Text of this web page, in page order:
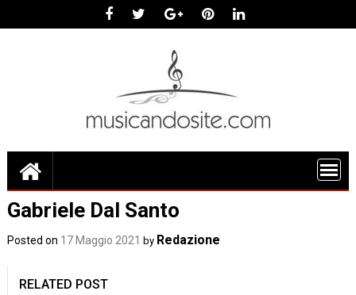
Gabriele Dal Santo
Posted on 17 Maggio 2021 by Redazione
RELATED POST